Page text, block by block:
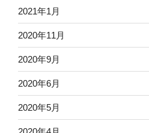
2021年1月
2020年11月
2020年9月
2020年6月
2020年5月